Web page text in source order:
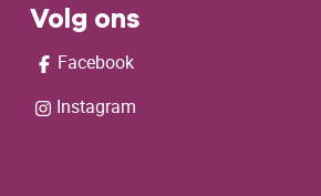
Volg ons
Facebook
Instagram